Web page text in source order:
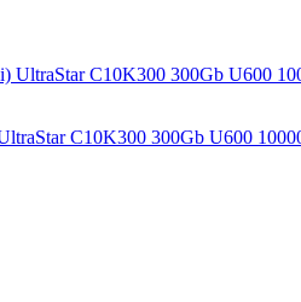
C10K300 300Gb U600